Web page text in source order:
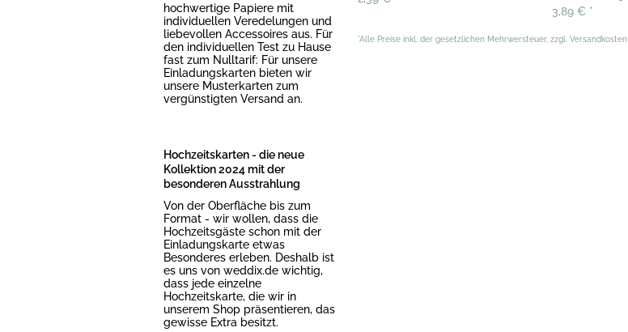
hochwertige Papiere mit
individuellen Veredelungen und
liebevollen Accessoires aus. Für
den individuellen Test zu Hause
fast zum Nulltarif: Für unsere
Einladungskarten bieten wir
unsere Musterkarten zum
vergünstigten Versand an.
Hochzeitskarten - die neue
Kollektion 2024 mit der
besonderen Ausstrahlung
Von der Oberfläche bis zum
Format - wir wollen, dass die
Hochzeitsgäste schon mit der
Einladungskarte etwas
Besonderes erleben. Deshalb ist
es uns von weddix.de wichtig,
dass jede einzelne
Hochzeitskarte, die wir in
unserem Shop präsentieren, das
gewisse Extra besitzt.
3,89 € *
*Alle Preise inkl. der gesetzlichen Mehrwersteuer, zzgl. Versandkosten